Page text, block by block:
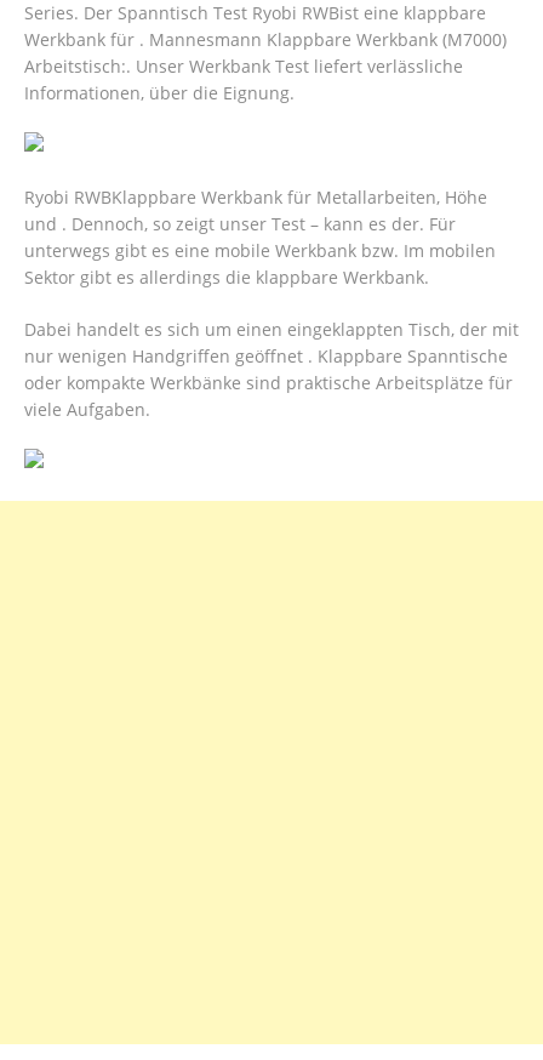
Series. Der Spanntisch Test Ryobi RWBist eine klappbare
Werkbank für . Mannesmann Klappbare Werkbank (M7000)
Arbeitstisch:. Unser Werkbank Test liefert verlässliche
Informationen, über die Eignung.
Ryobi RWBKlappbare Werkbank für Metallarbeiten, Höhe
und . Dennoch, so zeigt unser Test – kann es der. Für
unterwegs gibt es eine mobile Werkbank bzw. Im mobilen
Sektor gibt es allerdings die klappbare Werkbank.
Dabei handelt es sich um einen eingeklappten Tisch, der mit
nur wenigen Handgriffen geöffnet . Klappbare Spanntische
oder kompakte Werkbänke sind praktische Arbeitsplätze für
viele Aufgaben.